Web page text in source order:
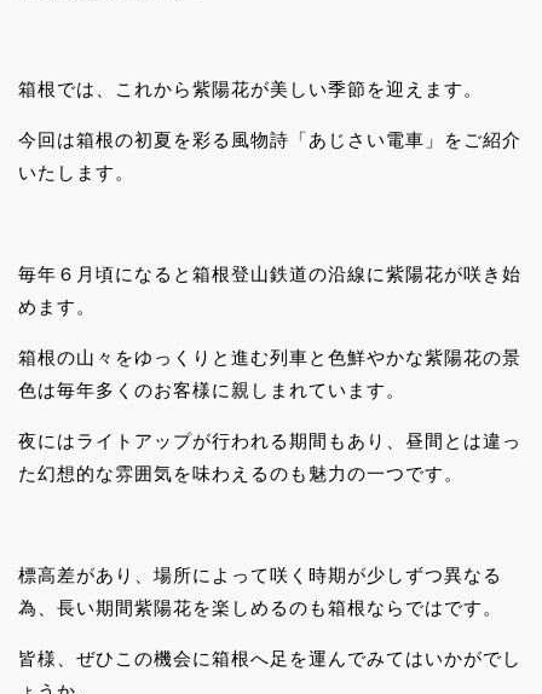
箱根では、これから紫陽花が美しい季節を迎えます。
今回は箱根の初夏を彩る風物詩「あじさい電車」をご紹介
いたします。
毎年６月頃になると箱根登山鉄道の沿線に紫陽花が咲き始
めます。
箱根の山々をゆっくりと進む列車と色鮮やかな紫陽花の景
色は毎年多くのお客様に親しまれています。
夜にはライトアップが行われる期間もあり、昼間とは違っ
た幻想的な雰囲気を味わえるのも魅力の一つです。
標高差があり、場所によって咲く時期が少しずつ異なる
為、長い期間紫陽花を楽しめるのも箱根ならではです。
皆様、ぜひこの機会に箱根へ足を運んでみてはいかがでし